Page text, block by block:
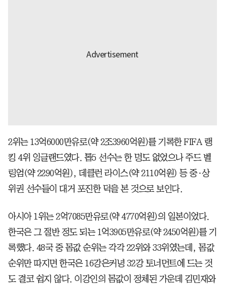
2위는 13억6000만유로(약 2조3960억원)를 기록한 FIFA 랭
킹 4위 잉글랜드였다. 톱5 선수는 한 명도 없었으나 주드 벨
링엄(약 2290억원), 데클런 라이스(약 2110억원) 등 중·상
위권 선수들이 대거 포진한 덕을 본 것으로 보인다.
아시아 1위는 2억7085만유로(약 4770억원)의 일본이었다.
한국은 그 절반 정도 되는 1억3905만유로(약 2450억원)를 기
록했다. 48국 중 몸값 순위는 각각 22위와 33위였는데, 몸값
순위만 따지면 한국은 16강은커녕 32강 토너먼트에 드는 것
도 결코 쉽지 않다. 이강인의 몸값이 정체된 가운데 김민재와